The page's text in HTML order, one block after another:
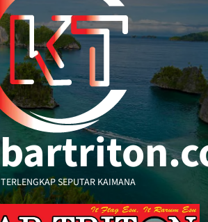
SEPUTAR KAIMANA